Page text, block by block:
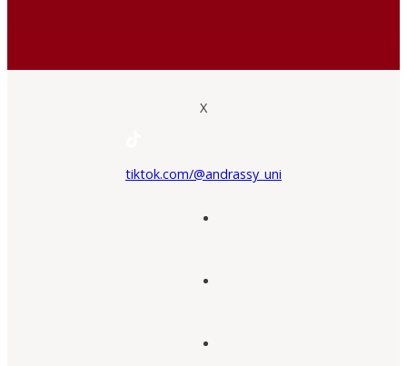
X
tiktok.com/@andrassy_uni